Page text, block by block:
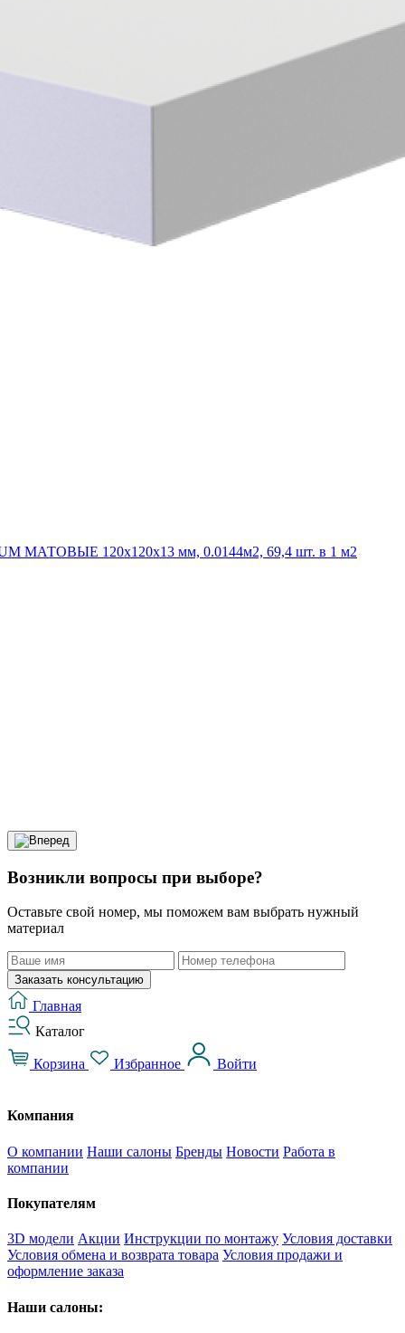
МАТОВЫЕ 120x120x13 мм, 0.0144м2, 69,4 шт. в 1 м2
Возникли вопросы при выборе?
Оставьте свой номер, мы поможем вам выбрать нужный
материал
Заказать консультацию
Главная
Каталог
Корзина Избранное Войти
Компания
О компании Наши салоны Бренды Новости Работа в
компании
Покупателям
3D модели Акции Инструкции по монтажу Условия доставки
Условия обмена и возврата товара Условия продажи и
оформление заказа
Наши салоны: